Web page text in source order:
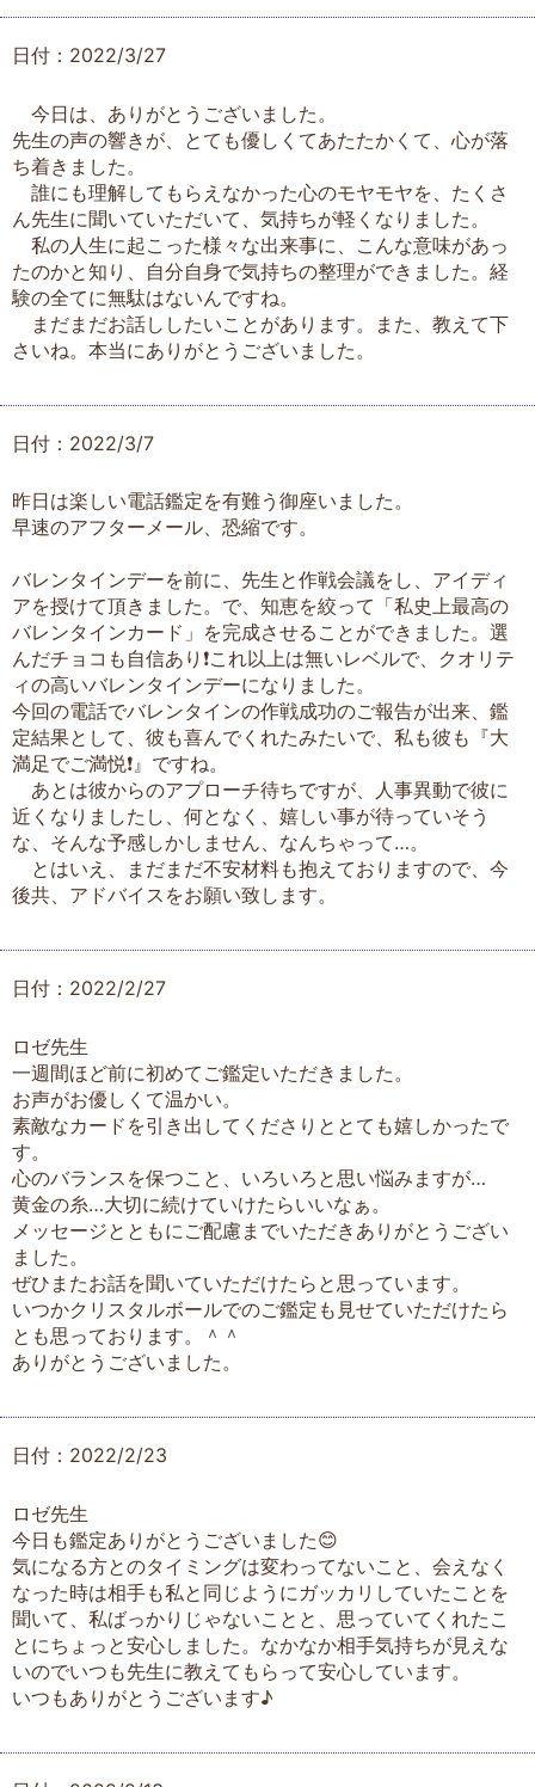
日付：2022/3/27
今日は、ありがとうございました。
先生の声の響きが、とても優しくてあたたかくて、心が落
ち着きました。
誰にも理解してもらえなかった心のモヤモヤを、たくさ
ん先生に聞いていただいて、気持ちが軽くなりました。
私の人生に起こった様々な出来事に、こんな意味があっ
たのかと知り、自分自身で気持ちの整理ができました。経
験の全てに無駄はないんですね。
まだまだお話ししたいことがあります。また、教えて下
さいね。本当にありがとうございました。
日付：2022/3/7
昨日は楽しい電話鑑定を有難う御座いました。
早速のアフターメール、恐縮です。
バレンタインデーを前に、先生と作戦会議をし、アイディ
アを授けて頂きました。で、知恵を絞って「私史上最高の
バレンタインカード」を完成させることができました。選
んだチョコも自信あり❗これ以上は無いレベルで、クオリテ
ィの高いバレンタインデーになりました。
今回の電話でバレンタインの作戦成功のご報告が出来、鑑
定結果として、彼も喜んでくれたみたいで、私も彼も『大
満足でご満悦❗』ですね。
あとは彼からのアプローチ待ちですが、人事異動で彼に
近くなりましたし、何となく、嬉しい事が待っていそう
な、そんな予感しかしません、なんちゃって…。
とはいえ、まだまだ不安材料も抱えておりますので、今
後共、アドバイスをお願い致します。
日付：2022/2/27
ロゼ先生
一週間ほど前に初めてご鑑定いただきました。
お声がお優しくて温かい。
素敵なカードを引き出してくださりととても嬉しかったで
す。
心のバランスを保つこと、いろいろと思い悩みますが…
黄金の糸…大切に続けていけたらいいなぁ。
メッセージとともにご配慮までいただきありがとうござい
ました。
ぜひまたお話を聞いていただけたらと思っています。
いつかクリスタルボールでのご鑑定も見せていただけたら
とも思っております。＾＾
ありがとうございました。
日付：2022/2/23
ロゼ先生
今日も鑑定ありがとうございました😊
気になる方とのタイミングは変わってないこと、会えなく
なった時は相手も私と同じようにガッカリしていたことを
聞いて、私ばっかりじゃないことと、思っていてくれたこ
とにちょっと安心しました。なかなか相手気持ちが見えな
いのでいつも先生に教えてもらって安心しています。
いつもありがとうございます♪